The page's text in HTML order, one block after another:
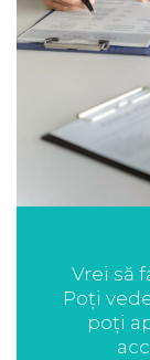
Vrei să
Poți
poți